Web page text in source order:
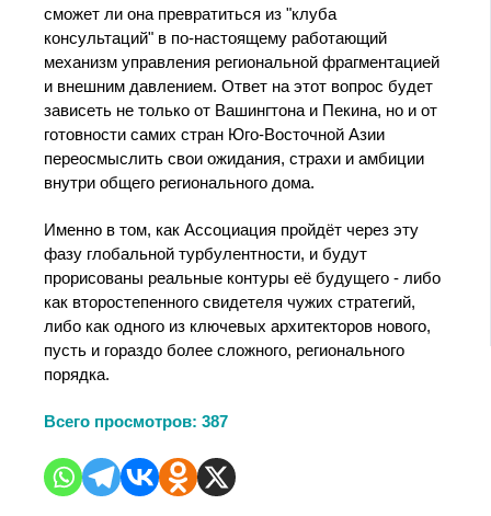
сможет ли она превратиться из "клуба
консультаций" в по‑настоящему работающий
механизм управления региональной фрагментацией
и внешним давлением. Ответ на этот вопрос будет
зависеть не только от Вашингтона и Пекина, но и от
готовности самих стран Юго-Восточной Азии
переосмыслить свои ожидания, страхи и амбиции
внутри общего регионального дома.
Именно в том, как Ассоциация пройдёт через эту
фазу глобальной турбулентности, и будут
прорисованы реальные контуры её будущего - либо
как второстепенного свидетеля чужих стратегий,
либо как одного из ключевых архитекторов нового,
пусть и гораздо более сложного, регионального
порядка.
Всего просмотров: 387